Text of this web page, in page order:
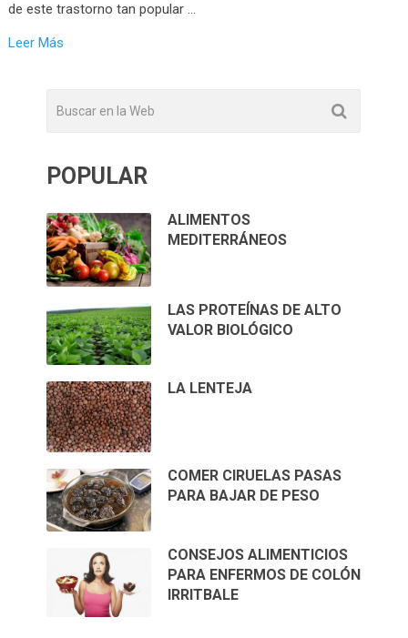
de este trastorno tan popular …
Leer Más
POPULAR
ALIMENTOS
MEDITERRÁNEOS
LAS PROTEÍNAS DE ALTO
VALOR BIOLÓGICO
LA LENTEJA
COMER CIRUELAS PASAS
PARA BAJAR DE PESO
CONSEJOS ALIMENTICIOS
PARA ENFERMOS DE COLÓN
IRRITBALE